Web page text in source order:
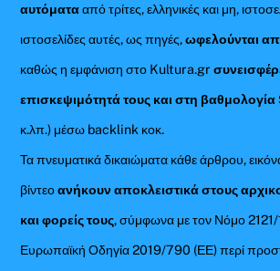
αυτόματααπό τρίτες, ελληνικές και μη,
ιστοσελίδες αυτές, ως πηγές,ωφελούνται
καθώς η εμφάνιση στο Kultura.gr
επισκεψιμότητά τους και στη βαθμολογία
κ.λπ.) μέσω backlink κοκ.
Τα πνευματικά δικαιώματα κάθε άρθρου,
βίντεοανήκουν αποκλειστικά στους
και φορείς τους, σύμφωνα με τον Νόμο 2121/
Ευρωπαϊκή Οδηγία 2019/790 (ΕΕ) περί